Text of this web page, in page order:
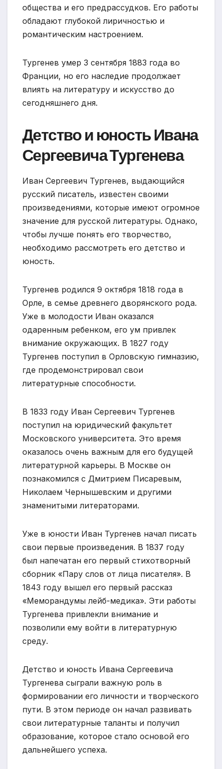
общества и его предрассудков. Его работы
обладают глубокой лиричностью и
романтическим настроением.
Тургенев умер 3 сентября 1883 года во
Франции, но его наследие продолжает
влиять на литературу и искусство до
сегодняшнего дня.
Детство и юность Ивана
Сергеевича Тургенева
Иван Сергеевич Тургенев, выдающийся
русский писатель, известен своими
произведениями, которые имеют огромное
значение для русской литературы. Однако,
чтобы лучше понять его творчество,
необходимо рассмотреть его детство и
юность.
Тургенев родился 9 октября 1818 года в
Орле, в семье древнего дворянского рода.
Уже в молодости Иван оказался
одаренным ребенком, его ум привлек
внимание окружающих. В 1827 году
Тургенев поступил в Орловскую гимназию,
где продемонстрировал свои
литературные способности.
В 1833 году Иван Сергеевич Тургенев
поступил на юридический факультет
Московского университета. Это время
оказалось очень важным для его будущей
литературной карьеры. В Москве он
познакомился с Дмитрием Писаревым,
Николаем Чернышевским и другими
знаменитыми литераторами.
Уже в юности Иван Тургенев начал писать
свои первые произведения. В 1837 году
был напечатан его первый стихотворный
сборник «Пару слов от лица писателя». В
1843 году вышел его первый рассказ
«Меморандумы лейб-медика». Эти работы
Тургенева привлекли внимание и
позволили ему войти в литературную
среду.
Детство и юность Ивана Сергеевича
Тургенева сыграли важную роль в
формировании его личности и творческого
пути. В этом периоде он начал развивать
свои литературные таланты и получил
образование, которое стало основой его
дальнейшего успеха.